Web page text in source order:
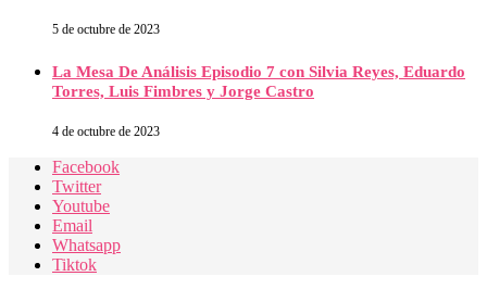
5 de octubre de 2023
La Mesa De Análisis Episodio 7 con Silvia Reyes, Eduardo
Torres, Luis Fimbres y Jorge Castro
4 de octubre de 2023
Facebook
Twitter
Youtube
Email
Whatsapp
Tiktok